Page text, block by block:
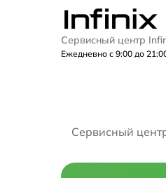
Сервисный центр
Ежедневно с 9:00 до
Сервисный